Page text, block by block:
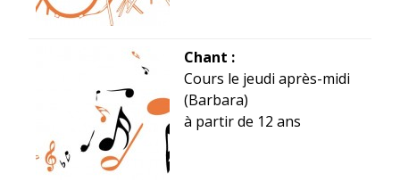
Chant :
Cours le jeudi après-midi
(Barbara)
à partir de 12 ans